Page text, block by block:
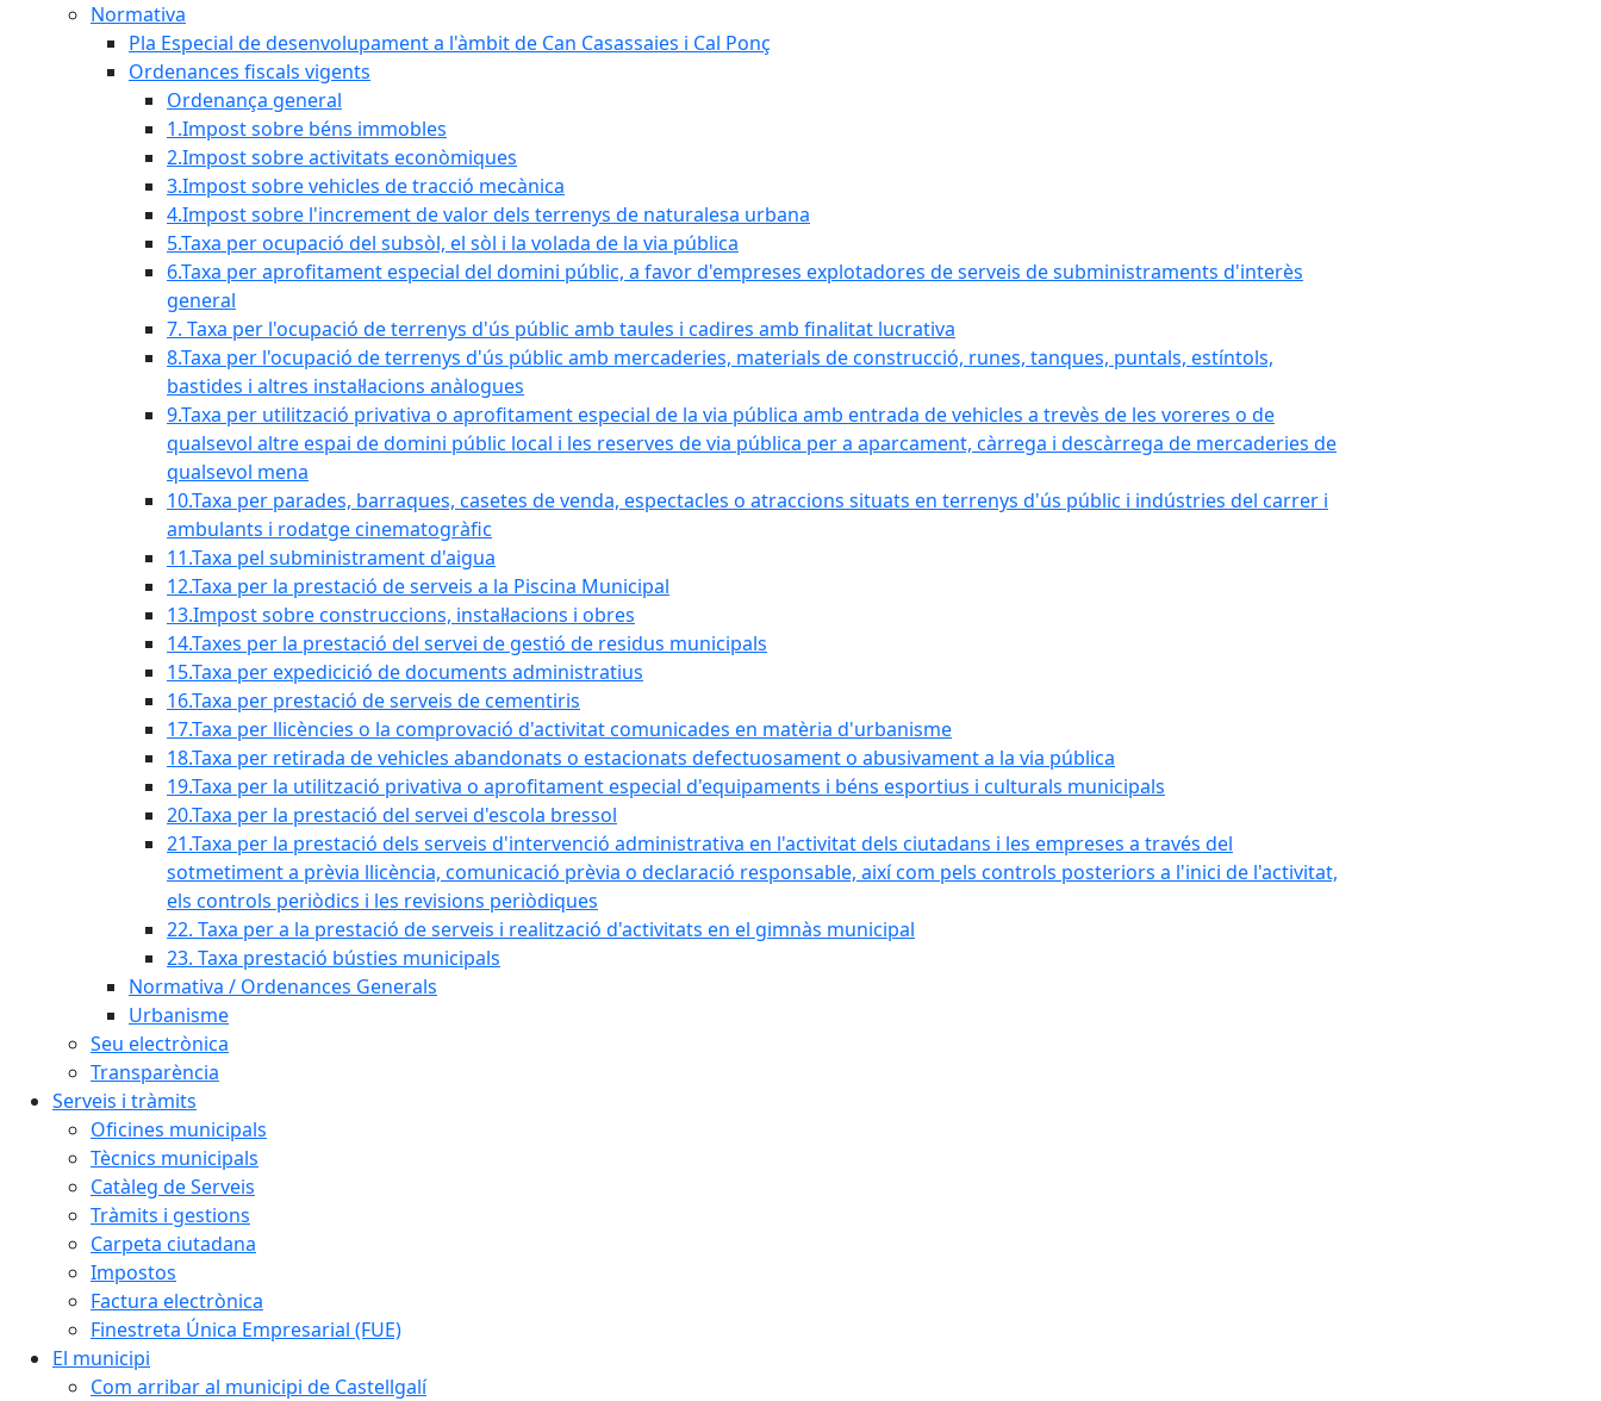
Normativa
Pla Especial de desenvolupament a l'àmbit de Can Casassaies i Cal Ponç
Ordenances fiscals vigents
Ordenança general
1.Impost sobre béns immobles
2.Impost sobre activitats econòmiques
3.Impost sobre vehicles de tracció mecànica
4.Impost sobre l'increment de valor dels terrenys de naturalesa urbana
5.Taxa per ocupació del subsòl, el sòl i la volada de la via pública
6.Taxa per aprofitament especial del domini públic, a favor d'empreses explotadores de serveis de subministraments d'interès
general
7. Taxa per l'ocupació de terrenys d'ús públic amb taules i cadires amb finalitat lucrativa
8.Taxa per l'ocupació de terrenys d'ús públic amb mercaderies, materials de construcció, runes, tanques, puntals, estíntols,
bastides i altres instal·lacions anàlogues
9.Taxa per utilització privativa o aprofitament especial de la via pública amb entrada de vehicles a trevès de les voreres o de
qualsevol altre espai de domini públic local i les reserves de via pública per a aparcament, càrrega i descàrrega de mercaderies de
qualsevol mena
10.Taxa per parades, barraques, casetes de venda, espectacles o atraccions situats en terrenys d'ús públic i indústries del carrer i
ambulants i rodatge cinematogràfic
11.Taxa pel subministrament d'aigua
12.Taxa per la prestació de serveis a la Piscina Municipal
13.Impost sobre construccions, instal·lacions i obres
14.Taxes per la prestació del servei de gestió de residus municipals
15.Taxa per expedicició de documents administratius
16.Taxa per prestació de serveis de cementiris
17.Taxa per llicències o la comprovació d'activitat comunicades en matèria d'urbanisme
18.Taxa per retirada de vehicles abandonats o estacionats defectuosament o abusivament a la via pública
19.Taxa per la utilització privativa o aprofitament especial d'equipaments i béns esportius i culturals municipals
20.Taxa per la prestació del servei d'escola bressol
21.Taxa per la prestació dels serveis d'intervenció administrativa en l'activitat dels ciutadans i les empreses a través del
sotmetiment a prèvia llicència, comunicació prèvia o declaració responsable, així com pels controls posteriors a l'inici de l'activitat,
els controls periòdics i les revisions periòdiques
22. Taxa per a la prestació de serveis i realització d'activitats en el gimnàs municipal
23. Taxa prestació bústies municipals
Normativa / Ordenances Generals
Urbanisme
Seu electrònica
Transparència
Serveis i tràmits
Oficines municipals
Tècnics municipals
Catàleg de Serveis
Tràmits i gestions
Carpeta ciutadana
Impostos
Factura electrònica
Finestreta Única Empresarial (FUE)
El municipi
Com arribar al municipi de Castellgalí